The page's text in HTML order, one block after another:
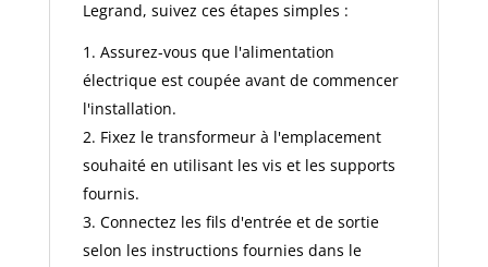
Legrand, suivez ces étapes simples :
Assurez-vous que l'alimentation
électrique est coupée avant de commencer
l'installation.
Fixez le transformeur à l'emplacement
souhaité en utilisant les vis et les supports
fournis.
Connectez les fils d'entrée et de sortie
selon les instructions fournies dans le